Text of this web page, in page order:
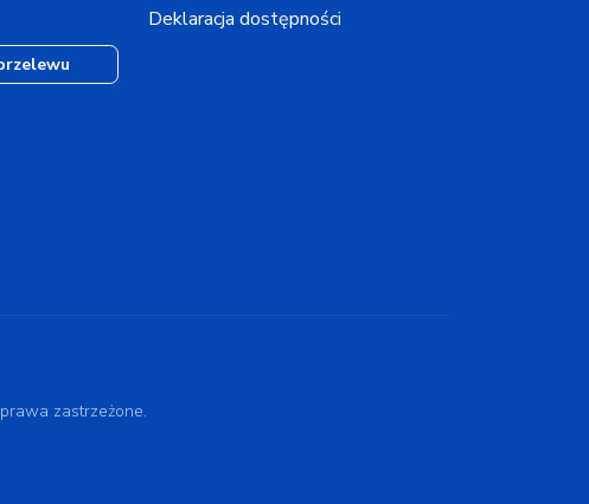
Deklaracja dostępności
zastrzeżone.